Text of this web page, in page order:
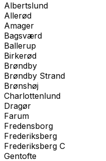
Albertslund
Allerød
Amager
Bagsværd
Ballerup
Birkerød
Brøndby
Brøndby Strand
Brønshøj
Charlottenlund
Dragør
Farum
Fredensborg
Frederiksberg
Frederiksberg C
Gentofte